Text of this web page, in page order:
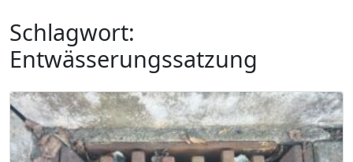
Schlagwort:
Entwässerungssatzung